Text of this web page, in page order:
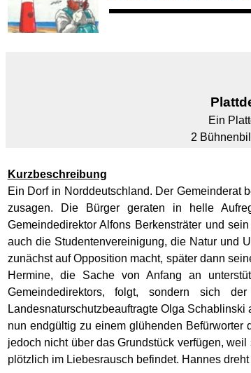
Ein
2
Kurzbeschreibung
Ein Dorf in Norddeutschland. Der Gemeinderat
zusagen. Die Bürger geraten in helle
Gemeindedirektor Alfons Berkensträter und
auch die Studentenvereinigung, die Natur und
zunächst auf Opposition macht, später dann
Hermine, die Sache von Anfang an
Gemeindedirektors, folgt, sondern sich
Landesnaturschutzbeauftragte Olga
nun endgültig zu einem glühenden
jedoch nicht über das Grundstück verfügen,
plötzlich im Liebesrausch befindet. Hannes